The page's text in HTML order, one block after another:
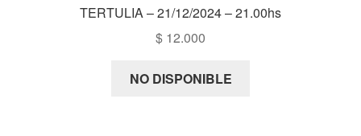
TERTULIA – 21/12/2024 – 21.00hs
$ 12.000
NO DISPONIBLE